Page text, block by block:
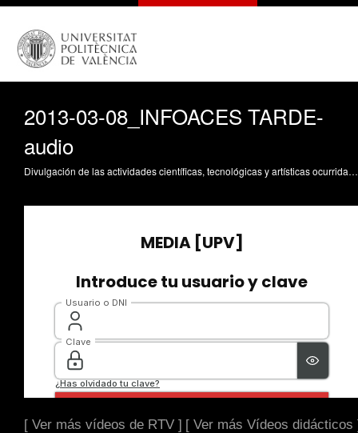
2013-03-08_INFOACES TARDE-
audio
Divulgación de las actividades científicas, tecnológicas y artísticas ocurridas en los tres campus de la UPV
[ Ver más vídeos de RTV ] [ Ver más Vídeos didácticos